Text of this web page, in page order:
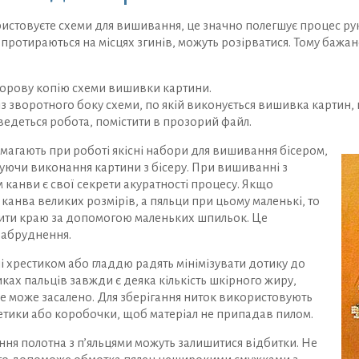
схеми для вишивання, це значно полегшує процес
на місцях згинів, можуть розірватися. Тому
копію схеми вишивки картини.
зворотного боку схеми, по якій виконується вишивка
робота, помістити в прозорий файл.
при роботі якісні набори для вишивання бісером,
виконання картини з бісеру. При вишиванні з
є свої секрети акуратності процесу. Якщо
канва великих розмірів, а пяльци при цьому маленькі, то
краю за допомогою маленьких шпильок. Це
або гладдю радять мінімізувати дотику до
пальців завжди є деяка кількість шкірного жиру,
може засалено. Для зберігання ниток використовують
або коробочки, щоб матеріал не припадав пилом.
полотна з п’яльцями можуть залишитися відбитки. Не